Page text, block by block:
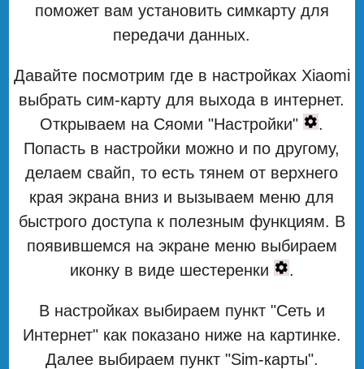
поможет вам установить симкарту для
передачи данных.
Давайте посмотрим где в настройках Xiaomi
выбрать сим-карту для выхода в интернет.
Открываем на Сяоми "Настройки"
.
Попасть в настройки можно и по другому,
делаем свайп, то есть тянем от верхнего
края экрана вниз и вызываем меню для
быстрого доступа к полезным функциям. В
появившемся на экране меню выбираем
иконку в виде шестеренки
.
В настройках выбираем пункт "Сеть и
Интернет" как показано ниже на картинке.
Далее выбираем пункт "Sim-карты".